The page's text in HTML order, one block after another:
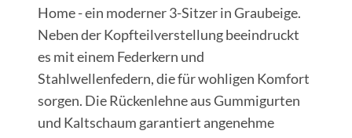
Home - ein moderner 3-Sitzer in Graubeige.
Neben der Kopfteilverstellung beeindruckt
es mit einem Federkern und
Stahlwellenfedern, die für wohligen Komfort
sorgen. Die Rückenlehne aus Gummigurten
und Kaltschaum garantiert angenehme